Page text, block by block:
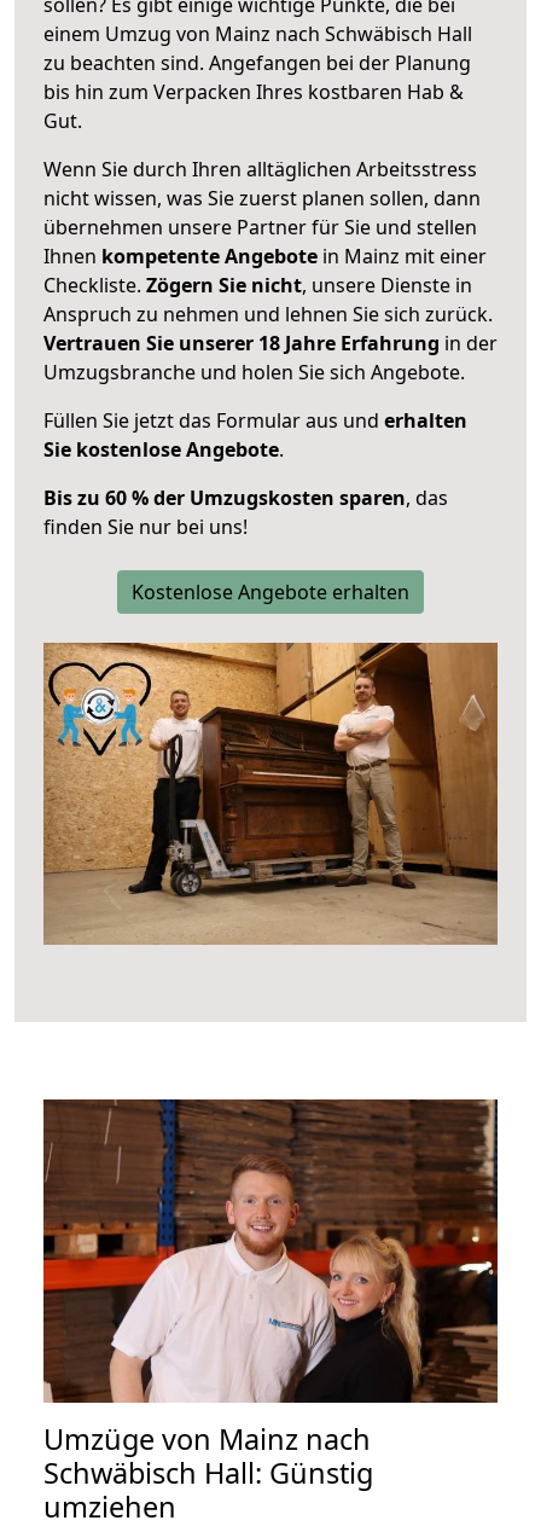
einem Umzug von Mainz nach Schwäbisch Hall
zu beachten sind. Angefangen bei der Planung
bis hin zum Verpacken Ihres kostbaren Hab &
Gut.
Wenn Sie durch Ihren alltäglichen Arbeitsstress
nicht wissen, was Sie zuerst planen sollen, dann
übernehmen unsere Partner für Sie und stellen
Ihnen kompetente Angebote in Mainz mit einer
Checkliste. Zögern Sie nicht, unsere Dienste in
Anspruch zu nehmen und lehnen Sie sich zurück.
Vertrauen Sie unserer 18 Jahre Erfahrung in der
Umzugsbranche und holen Sie sich Angebote.
Füllen Sie jetzt das Formular aus und erhalten
Sie kostenlose Angebote.
Bis zu 60 % der Umzugskosten sparen, das
finden Sie nur bei uns!
Kostenlose Angebote erhalten
Umzüge von Mainz nach
Schwäbisch Hall: Günstig
umziehen